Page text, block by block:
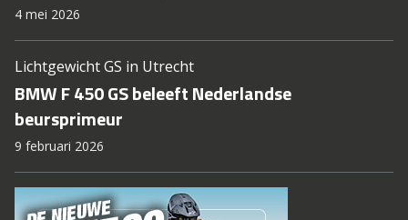
4 mei 2026
Lichtgewicht GS in Utrecht
BMW F 450 GS beleeft Nederlandse
beursprimeur
9 februari 2026